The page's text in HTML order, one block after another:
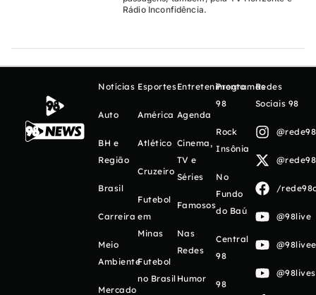
Rádio Inconfidência.
Notícias
Auto
BH e
Região
Brasil
Carreira
Meio
Ambiente
Mercado
Esportes
América
Atlético
Cruzeiro
Futebol
em
Minas
Futebol
no Brasil
Entretenimento
Agenda
Cinema,
TV e
Séries
Famosos
Nas
Redes
Humor
Programas
98
Rock
Insônia
No
Fundo
do Baú
Central
98
98
Redes
Sociais 98
/
@98live